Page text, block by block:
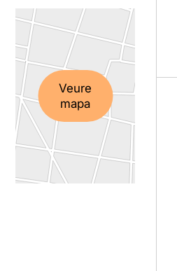
Veure
mapa